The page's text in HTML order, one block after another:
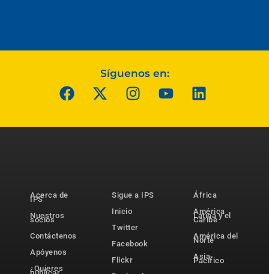
Síguenos en:
Acerca de
IPS
Nuestros
socios
Contáctenos
Apóyenos
¿Quieres
Sigue a IPS
Inicio
Twitter
Facebook
Flickr
África
América
Latina y el
Caribe
América del
Norte
Asia-
Pacífico